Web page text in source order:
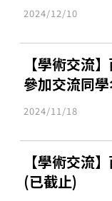
2024/12/10
【學術交流
參加交流同
2024/11/18
【學術交流
(已截止)